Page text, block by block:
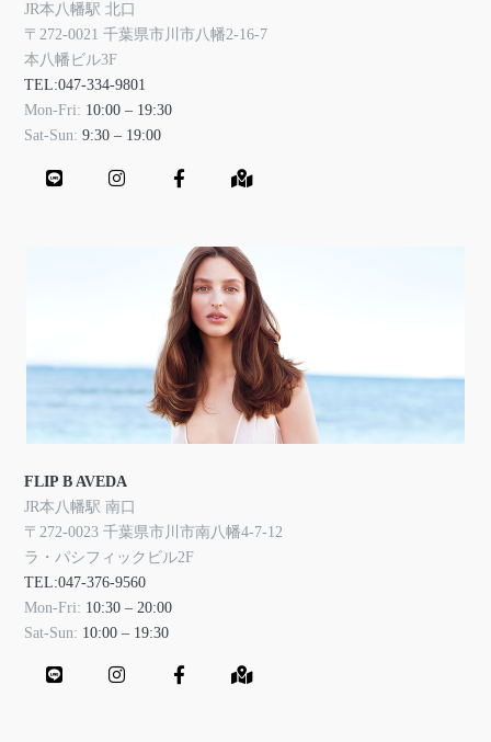
JR本八幡駅 北口
〒272-0021 千葉県市川市八幡2-16-7
本八幡ビル3F
TEL:047-334-9801
Mon-Fri: 10:00 – 19:30
Sat-Sun:9:30 – 19:00
FLIP B AVEDA
JR本八幡駅 南口
〒272-0023 千葉県市川市南八幡4-7-12
ラ・パシフィックビル2F
TEL:047-376-9560
Mon-Fri: 10:30 – 20:00
Sat-Sun: 10:00 – 19:30